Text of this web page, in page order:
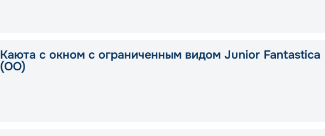
Каюта с окном с ограниченным видом Junior Fantastica
(OO)